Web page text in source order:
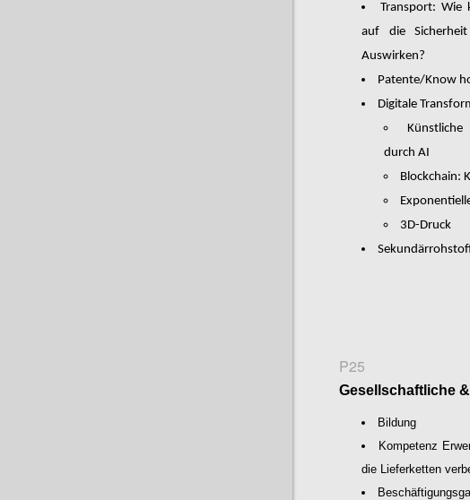
Transport: Wie
auf die
Auswirken?
Patente/Know
Digitale
Künstliche
durch AI
Blockchain:
3D-Druck
P25
Gesellschaftliche
Bildung
Kompetenz
die Lieferketten